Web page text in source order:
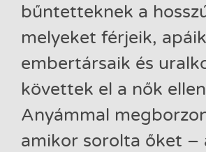
bűntetteknek a
melyeket férjeik,
embertársaik és
követtek el a nők
Anyámmal
amikor sorolta őket –